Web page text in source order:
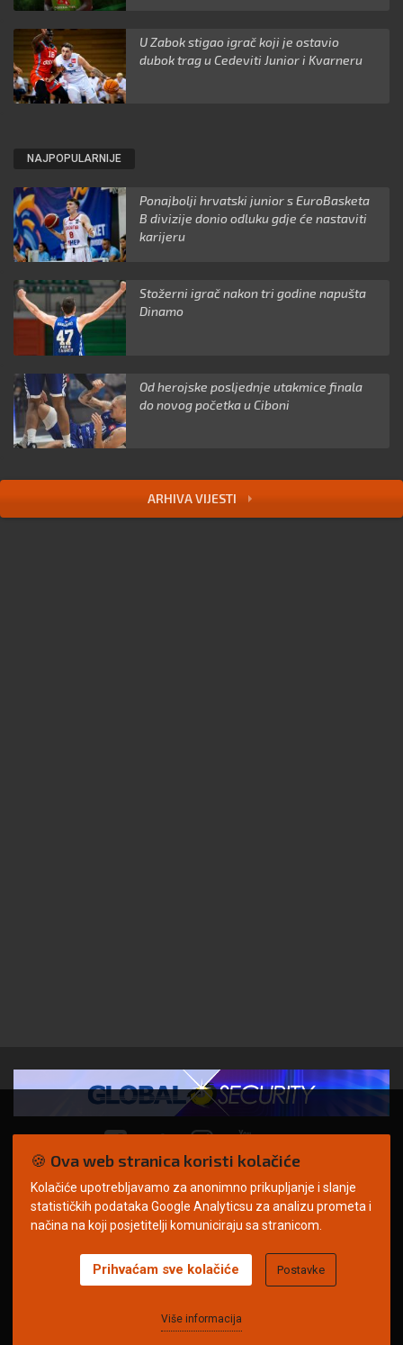
U Zabok stigao igrač koji je ostavio
dubok trag u Cedeviti Junior i Kvarneru
NAJPOPULARNIJE
Ponajbolji hrvatski junior s EuroBasketa
B divizije donio odluku gdje će nastaviti
karijeru
Stožerni igrač nakon tri godine napušta
Dinamo
Od herojske posljednje utakmice finala
do novog početka u Ciboni
ARHIVA VIJESTI
© Copyright 2026. | ARILEO
Uvjeti korištenja Politika privatnosti
Impressum
🍪 Ova web stranica koristi kolačiće
Kolačiće upotrebljavamo za anonimno prikupljanje i slanje
statističkih podataka Google Analyticsu za analizu prometa i
načina na koji posjetitelji komuniciraju sa stranicom.
Više informacija
Prihvaćam sve kolačiće Postavke